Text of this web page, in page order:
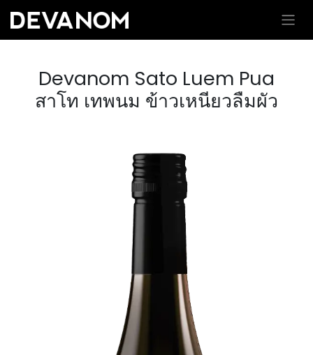
Devanom Sato Luem Pua
สาโท เทพนม ข้าวเหนียวลืมผัว